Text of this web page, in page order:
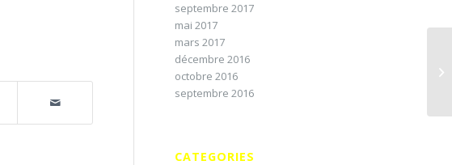
septembre 2017
mai 2017
mars 2017
décembre 2016
octobre 2016
septembre 2016
CATEGORIES